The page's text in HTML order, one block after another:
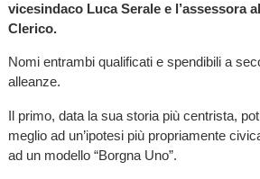
vicesindaco Luca Serale e l’assessora
Clerico.
Nomi entrambi qualificati e spendibili a
alleanze.
Il primo, data la sua storia più centrista,
meglio ad un’ipotesi più propriamente
ad un modello “Borgna Uno”.